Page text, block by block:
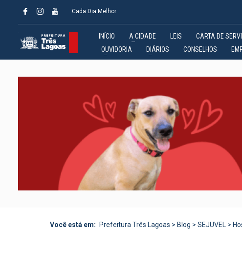
Cada Dia Melhor
INÍCIO A CIDADE LEIS CARTA DE
OUVIDORIA
DIÁRIOS CONSELHOS
Você está em: Prefeitura Três Lagoas > Blog > SEJUVEL >